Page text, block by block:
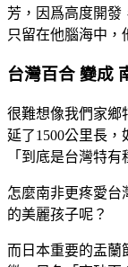
芳，因爲高度開發
只留在他腦海中，
台灣百合 變成
很難想像我們家鄉
延了1500公里長，
「到底是台灣特
怎麼南非更疼愛台
的美麗孩子呢？
而日本重要的盂蘭